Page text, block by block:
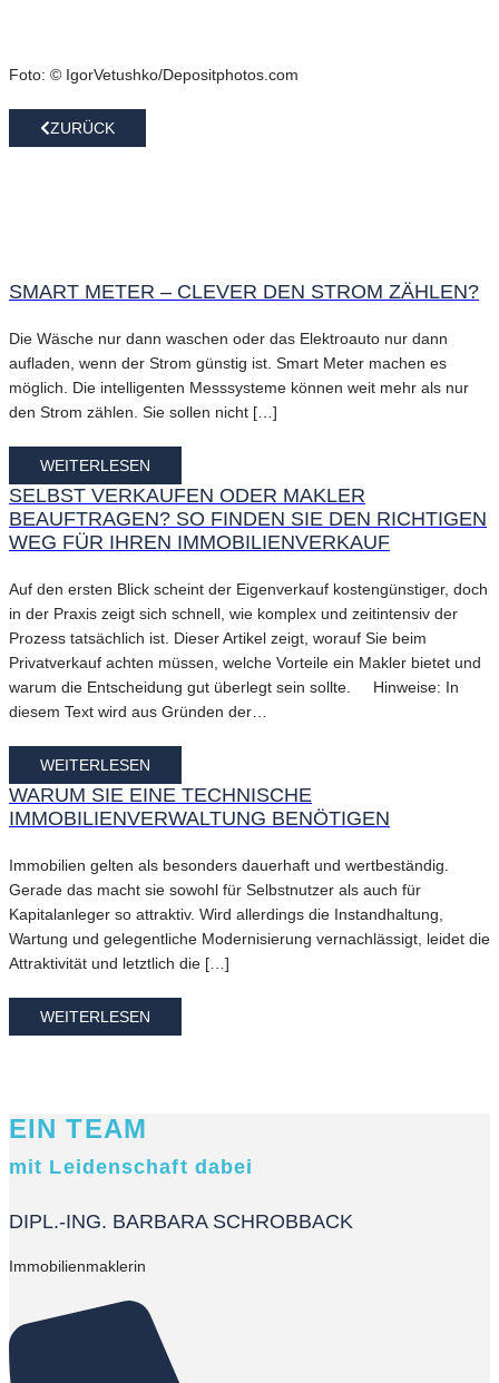
Foto: © IgorVetushko/Depositphotos.com
ZURÜCK
SMART METER – CLEVER DEN STROM ZÄHLEN?
Die Wäsche nur dann waschen oder das Elektroauto nur dann
aufladen, wenn der Strom günstig ist. Smart Meter machen es
möglich. Die intelligenten Messsysteme können weit mehr als nur
den Strom zählen. Sie sollen nicht […]
WEITERLESEN
SELBST VERKAUFEN ODER MAKLER
BEAUFTRAGEN? SO FINDEN SIE DEN RICHTIGEN
WEG FÜR IHREN IMMOBILIENVERKAUF
Auf den ersten Blick scheint der Eigenverkauf kostengünstiger, doch
in der Praxis zeigt sich schnell, wie komplex und zeitintensiv der
Prozess tatsächlich ist. Dieser Artikel zeigt, worauf Sie beim
Privatverkauf achten müssen, welche Vorteile ein Makler bietet und
warum die Entscheidung gut überlegt sein sollte. Hinweise: In
diesem Text wird aus Gründen der…
WEITERLESEN
WARUM SIE EINE TECHNISCHE
IMMOBILIENVERWALTUNG BENÖTIGEN
Immobilien gelten als besonders dauerhaft und wertbeständig.
Gerade das macht sie sowohl für Selbstnutzer als auch für
Kapitalanleger so attraktiv. Wird allerdings die Instandhaltung,
Wartung und gelegentliche Modernisierung vernachlässigt, leidet die
Attraktivität und letztlich die […]
WEITERLESEN
EIN TEAM
mit Leidenschaft dabei
DIPL.-ING. BARBARA SCHROBBACK
Immobilienmaklerin